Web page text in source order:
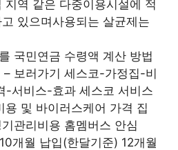
지역 같은 다중이용시설에 적
있으며사용되는 살균제는
국민연금 수령액 계산 방법
보러가기 세스코-가정집-비
-서비스-효과 세스코 서비스
용 및 바이러스케어 가격 집
관리비용 홈멤버스 안심
개월 납입(한달기준) 12개월